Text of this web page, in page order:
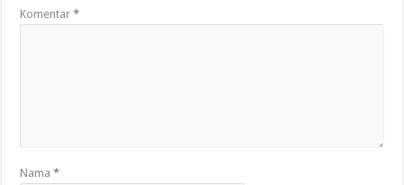
Komentar*
Nama*